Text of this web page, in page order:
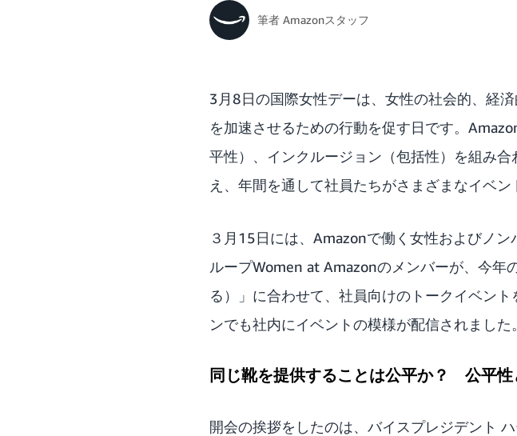
筆者 Amazonスタッフ
3月8日の国際女性デーは、女性の社会的、経
を加速させるための行動を促す日です。
平性）、インクルージョン（包括性）を組み
え、年間を通して社員たちがさまざまなイベン
３月15日には、Amazonで働く女性およびノ
ループWomen at Amazonのメンバーが、今年
る）」に合わせて、社員向けのトークイベン
ンでも社内にイベントの模様が配信されました。
同じ靴を提供することは公平か？ 公平
開会の挨拶をしたのは、バイスプレジデント